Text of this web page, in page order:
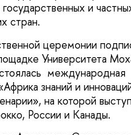
и
стран.
церемонии
Университета
международная
знаний и
на которой
России и Канады.